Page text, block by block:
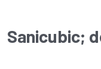
Sanicubic;